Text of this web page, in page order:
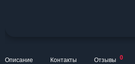
Описание Контакты Отзывы 0